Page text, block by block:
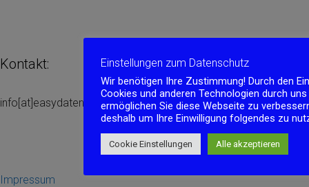
Kontakt:
info[at]easydatenbank.de
Impressum
Einstellungen zum Datenschutz
Wir benötigen Ihre Zustimmung! Durch den
Cookies und anderen Technologien durch uns
ermöglichen Sie diese Webseite zu
deshalb um Ihre Einwilligung folgendes zu
Cookie Einstellungen Alle akzeptieren